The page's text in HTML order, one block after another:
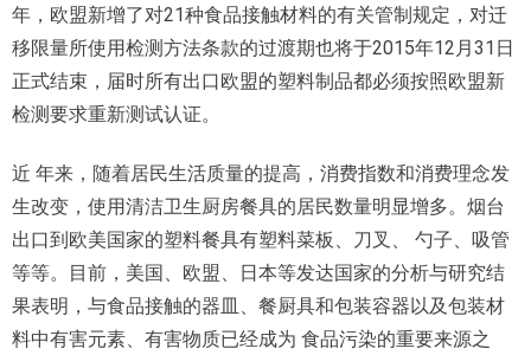
年，欧盟新增了对21种食品接触材料的有关管制规定，对迁
移限量所使用检测方法条款的过渡期也将于2015年12月31日
正式结束，届时所有出口欧盟的塑料制品都必须按照欧盟新
检测要求重新测试认证。
近 年来，随着居民生活质量的提高，消费指数和消费理念发
生改变，使用清洁卫生厨房餐具的居民数量明显增多。烟台
出口到欧美国家的塑料餐具有塑料菜板、刀叉、 勺子、吸管
等等。目前，美国、欧盟、日本等发达国家的分析与研究结
果表明，与食品接触的器皿、餐厨具和包装容器以及包装材
料中有害元素、有害物质已经成为 食品污染的重要来源之